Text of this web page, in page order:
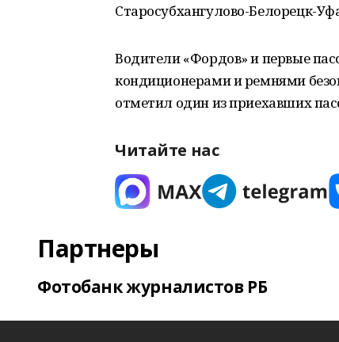
Старосубхангулово-Белорецк-
Водители «Фордов» и первые
кондиционерами и ремнями
отметил один из приехавших
Читайте нас
Партнеры
Фотобанк журналистов РБ